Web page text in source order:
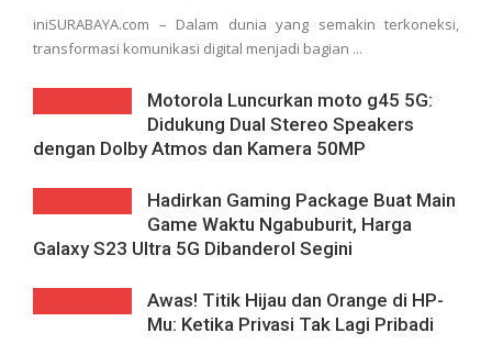
iniSURABAYA.com – Dalam dunia yang semakin terkoneksi,
transformasi komunikasi digital menjadi bagian ...
Motorola Luncurkan moto g45 5G:
Didukung Dual Stereo Speakers
dengan Dolby Atmos dan Kamera 50MP
Hadirkan Gaming Package Buat Main
Game Waktu Ngabuburit, Harga
Galaxy S23 Ultra 5G Dibanderol Segini
Awas! Titik Hijau dan Orange di HP-
Mu: Ketika Privasi Tak Lagi Pribadi